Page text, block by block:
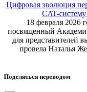
Цифровая эволюция
CAT-
18 февраля 2026
посвященный
для представителей
провела Наталья
Поделиться переводом